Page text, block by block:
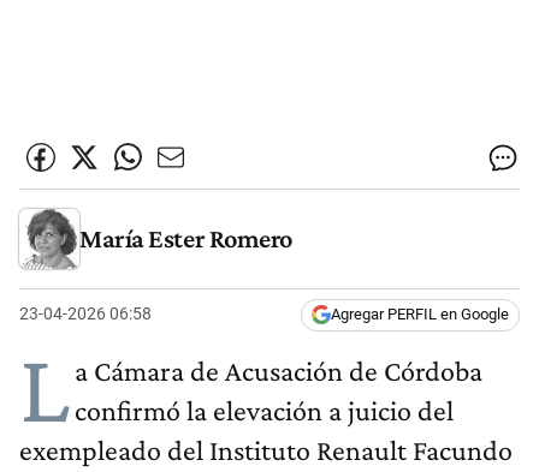
María Ester Romero
23-04-2026 06:58 Agregar PERFIL en Google
La Cámara de Acusación de Córdoba
confirmó la elevación a juicio del
exempleado del Instituto Renault Facundo